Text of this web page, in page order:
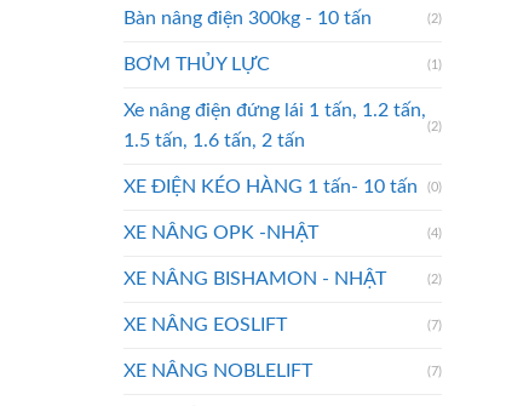
Bàn nâng điện 300kg - 10 tấn (2)
BƠM THỦY LỰC (1)
Xe nâng điện đứng lái 1 tấn, 1.2 tấn,
1.5 tấn, 1.6 tấn, 2 tấn
(2)
XE ĐIỆN KÉO HÀNG 1 tấn- 10 tấn (0)
XE NÂNG OPK -NHẬT (4)
XE NÂNG BISHAMON - NHẬT (2)
XE NÂNG EOSLIFT (7)
XE NÂNG NOBLELIFT (7)